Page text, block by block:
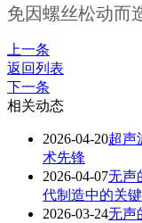
免因螺丝松动而
上一条
返回列表
下一条
相关动态
2026-04-20超声
术先锋
2026-04-07无声
代制造中的关
2026-03-24无声